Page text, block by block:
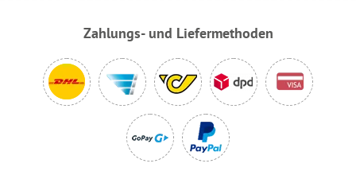
Zahlungs- und Liefermethoden